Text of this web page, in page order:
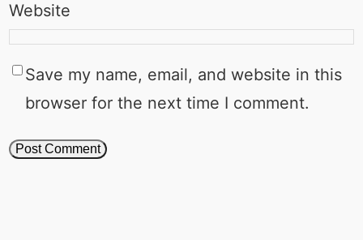
Website
Save my name, email, and website in this
browser for the next time I comment.